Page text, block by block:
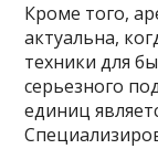
Кроме того,
актуальна,
техники для
серьезного
единиц